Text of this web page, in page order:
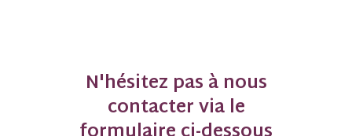
N'hésitez pas à nous
contacter via le